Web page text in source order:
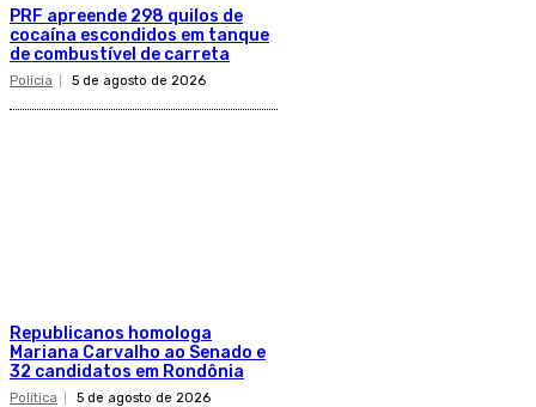
PRF apreende 298 quilos de
cocaína escondidos em tanque
de combustível de carreta
Policia 5 de agosto de 2026
Republicanos homologa
Mariana Carvalho ao Senado e
32 candidatos em Rondônia
Política 5 de agosto de 2026